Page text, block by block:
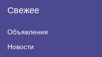
Свежее
Объявления
Новости